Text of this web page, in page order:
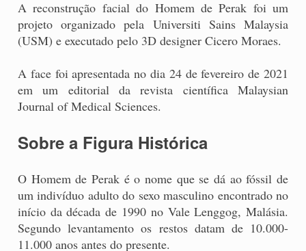
A reconstrução facial do Homem de Perak foi um
projeto organizado pela Universiti Sains Malaysia
(USM) e executado pelo 3D designer Cicero Moraes.
A face foi apresentada no dia 24 de fevereiro de 2021
em um editorial da revista científica Malaysian
Journal of Medical Sciences.
Sobre a Figura Histórica
O Homem de Perak é o nome que se dá ao fóssil de
um indivíduo adulto do sexo masculino encontrado no
início da década de 1990 no Vale Lenggog, Malásia.
Segundo levantamento os restos datam de 10.000-
11.000 anos antes do presente.